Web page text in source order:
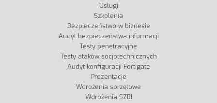
Usługi
Szkolenia
Bezpieczeństwo w biznesie
Audyt bezpieczeństwa informacji
Testy penetracyjne
Testy ataków socjotechnicznych
Audyt konfiguracji Fortigate
Prezentacje
Wdrożenia sprzętowe
Wdrożenia SZBI